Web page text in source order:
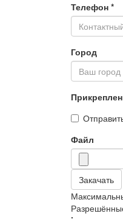
Телефон *
Город
Файл
Закачать